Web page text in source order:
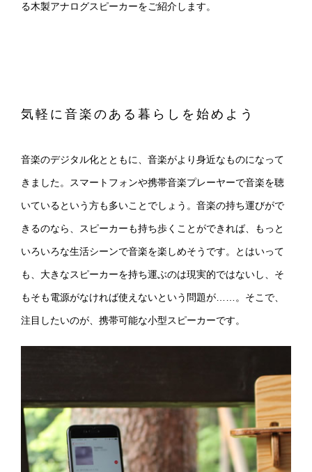
る木製アナログスピーカーをご紹介します。
気軽に音楽のある暮らしを始めよう
音楽のデジタル化とともに、音楽がより身近なものになって
きました。スマートフォンや携帯音楽プレーヤーで音楽を聴
いているという方も多いことでしょう。音楽の持ち運びがで
きるのなら、スピーカーも持ち歩くことができれば、もっと
いろいろな生活シーンで音楽を楽しめそうです。とはいって
も、大きなスピーカーを持ち運ぶのは現実的ではないし、そ
もそも電源がなければ使えないという問題が……。そこで、
注目したいのが、携帯可能な小型スピーカーです。